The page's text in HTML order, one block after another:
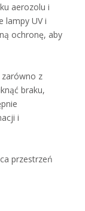
aerozolu i
lampy UV i
ochronę, aby
zarówno z
braku,
i
przestrzeń